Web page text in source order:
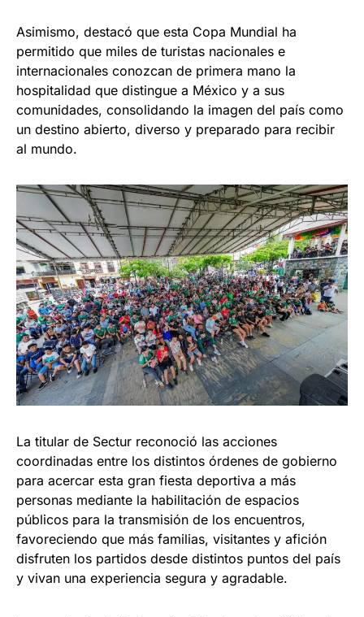
Asimismo, destacó que esta Copa Mundial ha
permitido que miles de turistas nacionales e
internacionales conozcan de primera mano la
hospitalidad que distingue a México y a sus
comunidades, consolidando la imagen del país como
un destino abierto, diverso y preparado para recibir
al mundo.
La titular de Sectur reconoció las acciones
coordinadas entre los distintos órdenes de gobierno
para acercar esta gran fiesta deportiva a más
personas mediante la habilitación de espacios
públicos para la transmisión de los encuentros,
favoreciendo que más familias, visitantes y afición
disfruten los partidos desde distintos puntos del país
y vivan una experiencia segura y agradable.